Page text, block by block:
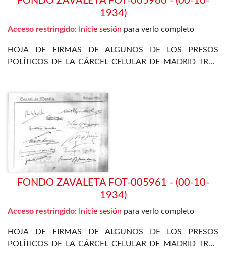
1934)
Acceso restringido: Inicie sesión para verlo completo
HOJA DE FIRMAS DE ALGUNOS DE LOS PRESOS
POLÍTICOS DE LA CÁRCEL CELULAR DE MADRID TRAS
FONDO ZAVALETA FOT-005961 - (00-10-
1934)
Acceso restringido: Inicie sesión para verlo completo
HOJA DE FIRMAS DE ALGUNOS DE LOS PRESOS
POLÍTICOS DE LA CÁRCEL CELULAR DE MADRID TRAS